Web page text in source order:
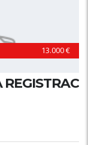
13.000 €
REGISTRAC